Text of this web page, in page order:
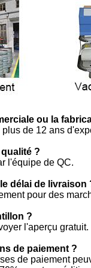
ou la
de 12 ans
?
l'équipe de QC.
délai de livraison
pour des
?
l'aperçu gratuit.
de paiement ?
de paiement